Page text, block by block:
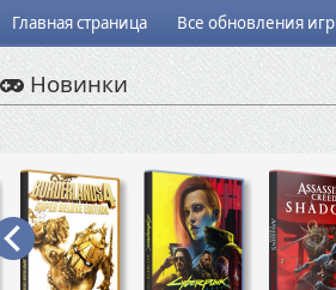
Главная страница Все обновления игр
Новинки